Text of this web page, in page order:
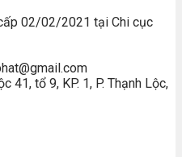
02/02/2021 tại Chi cục
41, tổ 9, KP. 1, P. Thạnh Lộc,